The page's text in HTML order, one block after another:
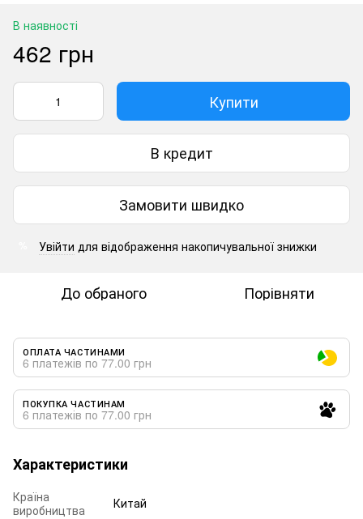
В наявності
462 грн
Купити
В кредит
Замовити швидко
Увійти для відображення накопичувальної знижки
До обраного Порівняти
ОПЛАТА ЧАСТИНАМИ
6 платежів по 77.00 грн
ПОКУПКА ЧАСТИНАМ
6 платежів по 77.00 грн
Характеристики
Країна
виробництва
Китай